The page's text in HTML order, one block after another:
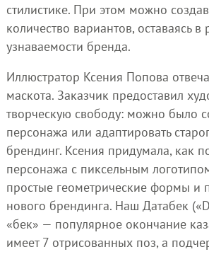
стилистике. При этом можно
количество вариантов, оставаясь в
узнаваемости бренда.
Иллюстратор Ксения Попова
маскота. Заказчик предоставил
творческую свободу: можно было
персонажа или адаптировать
брендинг. Ксения придумала, как
персонажа с пиксельным
простые геометрические формы и
нового брендинга. Наш Датабек
«бек» — популярное окончание
имеет 7 отрисованных поз, а